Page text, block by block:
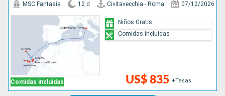
Comidas incluidas
MSC Fantasia 12 d Civitavecchia - Roma 07/12/2026
US$ 835 +Tasas
Niños Gratis
Comidas incluidas